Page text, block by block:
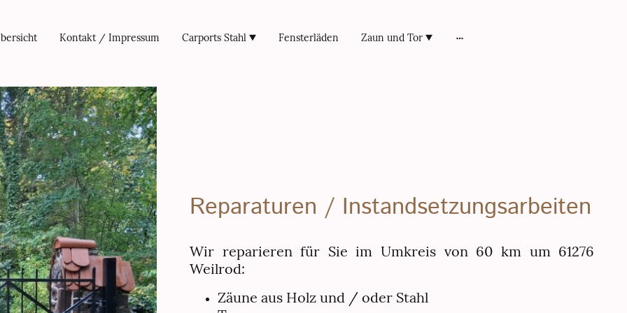
Kontakt / Impressum Carports Stahl Fensterläden Zaun und Tor
Reparaturen / Instandsetzungsarbeiten
Wir reparieren für Sie im Umkreis von 60 km um 61276
Weilrod:
Zäune aus Holz und / oder Stahl